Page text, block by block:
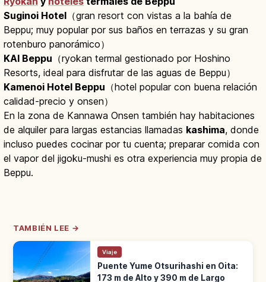
Suginoi Hotel （gran resort con vistas a la bahía de
Beppu; muy popular por sus baños en terrazas y su gran
rotenburo panorámico）
KAI Beppu （ryokan termal gestionado por Hoshino
Resorts, ideal para disfrutar de las aguas de Beppu）
Kamenoi Hotel Beppu （hotel popular con buena relación
calidad-precio y onsen）
En la zona de Kannawa Onsen también hay habitaciones
de alquiler para largas estancias llamadas kashima, donde
incluso puedes cocinar por tu cuenta; preparar comida con
el vapor del jigoku-mushi es otra experiencia muy propia de
Beppu.
TAMBIÉN LEE →
Viaje
Puente Yume Otsurihashi en Oita:
173 m de Alto y 390 m de Largo